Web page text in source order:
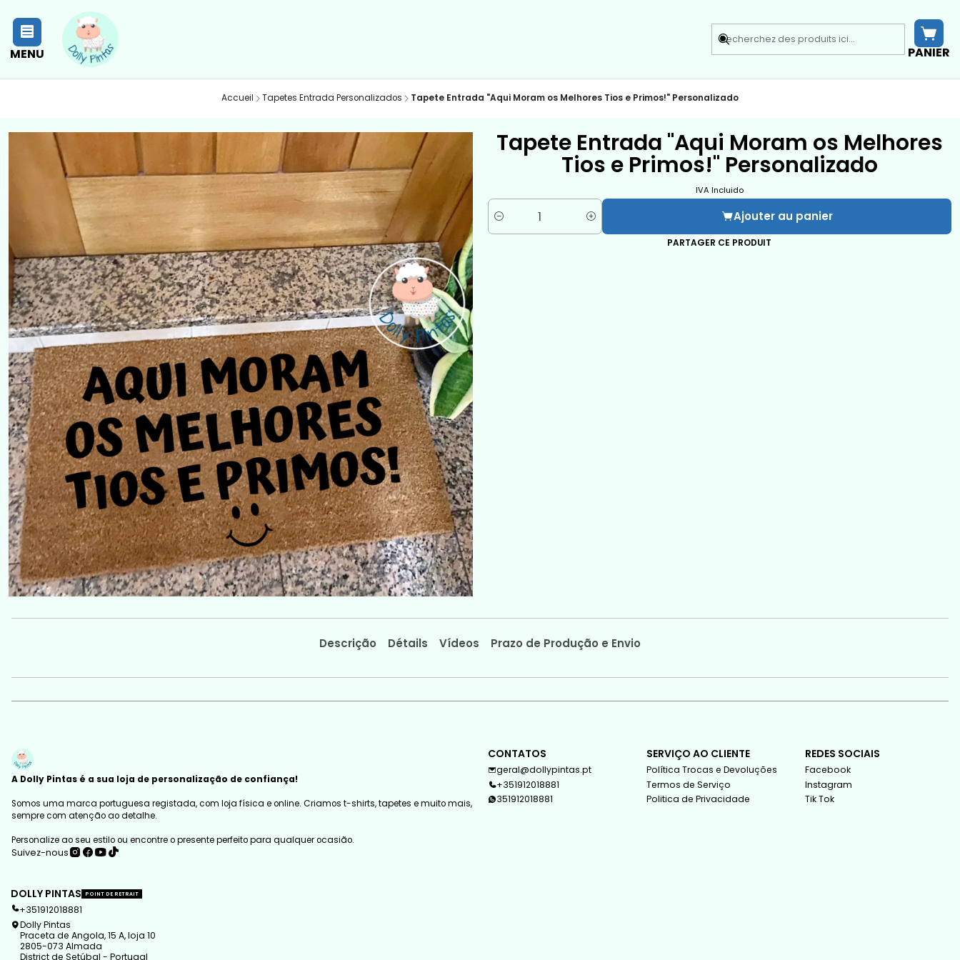
MENU PANIER
Accueil Tapetes Entrada Personalizados Tapete Entrada "Aqui Moram os Melhores Tios e Primos!" Personalizado
Tapete Entrada "Aqui Moram os Melhores
Tios e Primos!" Personalizado
IVA Incluido
Quantité Ajouter au panier
PARTAGER CE PRODUIT
Descrição Détails Vídeos Prazo de Produção e Envio
A Dolly Pintas é a sua loja de personalização de confiança!
Somos uma marca portuguesa registada, com loja física e online. Criamos t-shirts, tapetes e muito mais,
sempre com atenção ao detalhe.
Personalize ao seu estilo ou encontre o presente perfeito para qualquer ocasião.
Suivez-nous
CONTATOS
geral@dollypintas.pt
+351912018881
351912018881
SERVIÇO AO CLIENTE
Política Trocas e Devoluções
Termos de Serviço
Politica de Privacidade
REDES SOCIAIS
Facebook
Instagram
Tik Tok
DOLLY PINTAS POINT DE RETRAIT
+351912018881
Dolly Pintas
Praceta de Angola, 15 A, loja 10
2805-073 Almada
District de Setúbal - Portugal